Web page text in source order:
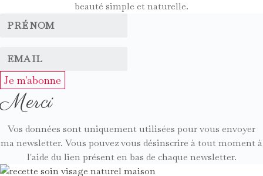
beauté simple et naturelle.
Je m'abonne
Merci
Vos données sont uniquement utilisées pour vous envoyer
ma newsletter. Vous pouvez vous désinscrire à tout moment à
l'aide du lien présent en bas de chaque newsletter.